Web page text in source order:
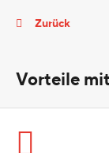
Zurück
Vorteile